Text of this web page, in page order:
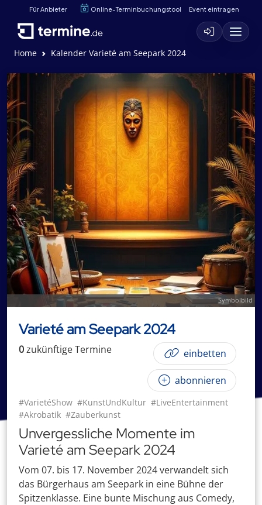
Für Anbieter Online-Terminbuchungstool Event eintragen
Home Kalender Varieté am Seepark 2024
Symbolbild
Varieté am Seepark 2024
0zukünftigeTermine einbetten
abonnieren
#VarietéShow #KunstUndKultur #LiveEntertainment
#Akrobatik #Zauberkunst
Unvergessliche Momente im
Varieté am Seepark 2024
Vom 07. bis 17. November 2024 verwandelt sich
das Bürgerhaus am Seepark in eine Bühne der
Spitzenklasse. Eine bunte Mischung aus Comedy,